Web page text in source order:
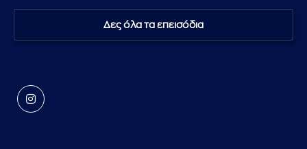
Δες όλα τα επεισόδια